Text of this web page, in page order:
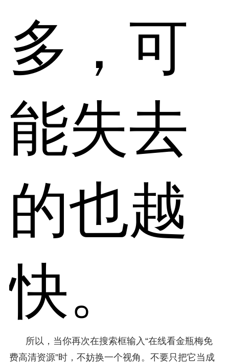
多，可
能失去
的也越
快。
所以，当你再次在搜索框输入“在线看金瓶梅免
费高清资源”时，不妨换一个视角。不要只把它当成